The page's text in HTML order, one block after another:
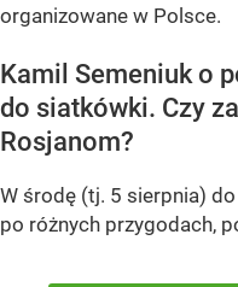
organizowane w Polsce.
Kamil Semeniuk o
do siatkówki. Czy
Rosjanom?
W środę (tj. 5 sierpnia)
po różnych przygodach,